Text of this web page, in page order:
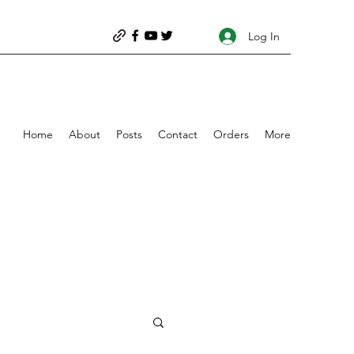
Log In
Home About Posts Contact Orders More